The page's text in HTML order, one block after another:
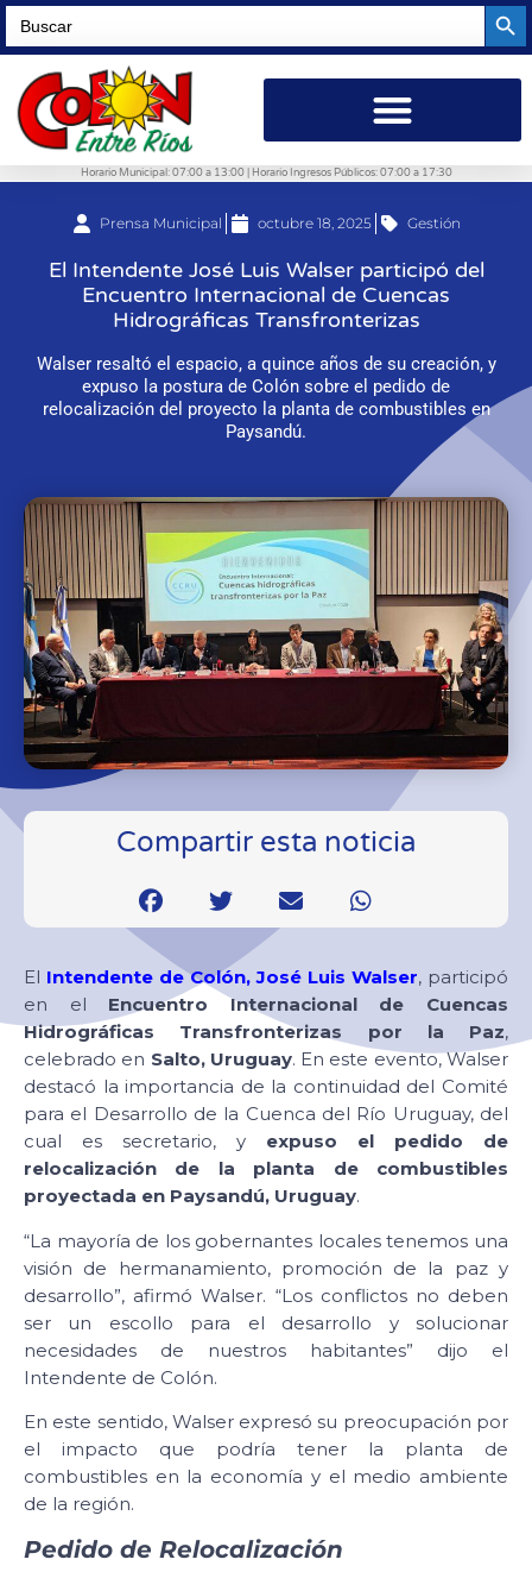
Search
for:
Horario Municipal: 07:00 a 13:00 | Horario Ingresos Públicos: 07:00 a 17:30
Prensa Municipal octubre 18, 2025 Gestión
El Intendente José Luis Walser participó del
Encuentro Internacional de Cuencas
Hidrográficas Transfronterizas
Walser resaltó el espacio, a quince años de su creación, y
expuso la postura de Colón sobre el pedido de
relocalización del proyecto la planta de combustibles en
Paysandú.
Compartir esta noticia
El Intendente de Colón, José Luis Walser, participó
en el Encuentro Internacional de Cuencas
Hidrográficas Transfronterizas por la Paz,
celebrado en Salto, Uruguay. En este evento, Walser
destacó la importancia de la continuidad del Comité
para el Desarrollo de la Cuenca del Río Uruguay, del
cual es secretario, y expuso el pedido de
relocalización de la planta de combustibles
proyectada en Paysandú, Uruguay.
“La mayoría de los gobernantes locales tenemos una
visión de hermanamiento, promoción de la paz y
desarrollo”, afirmó Walser. “Los conflictos no deben
ser un escollo para el desarrollo y solucionar
necesidades de nuestros habitantes” dijo el
Intendente de Colón.
En este sentido, Walser expresó su preocupación por
el impacto que podría tener la planta de
combustibles en la economía y el medio ambiente
de la región.
Pedido de Relocalización